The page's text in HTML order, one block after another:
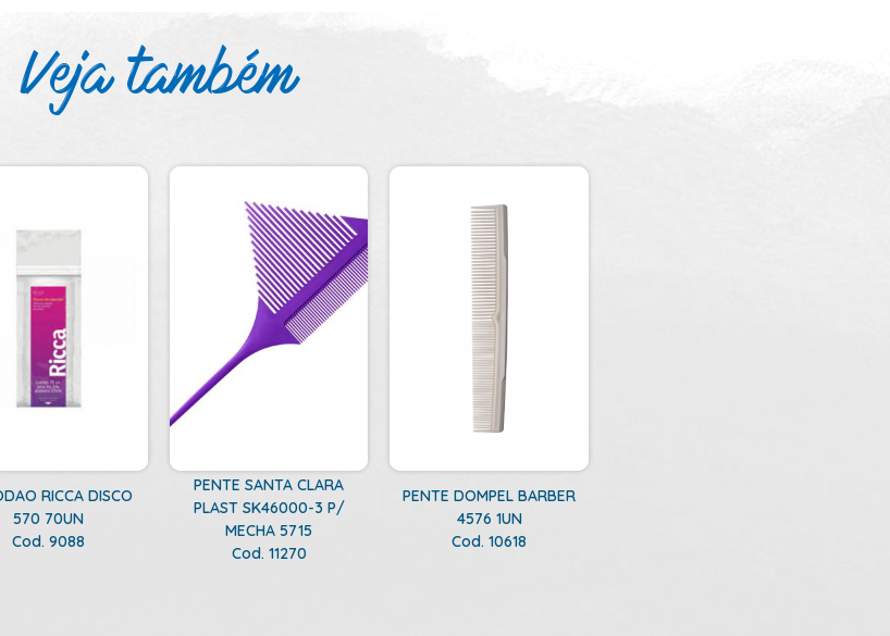
Veja também
RICCA DISCO
570 70UN
Cod. 9088
PENTE SANTA CLARA
PLAST SK46000-3 P/
MECHA 5715
Cod. 11270
PENTE DOMPEL BARBER
4576 1UN
Cod. 10618